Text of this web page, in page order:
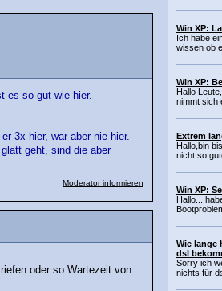
es so gut wie hier.
3x hier, war aber nie hier.
geht, sind die aber
Moderator informieren
oder so Wartezeit von
Win XP:
Ich habe
wissen ob
Win XP:
Hallo
nimmt sich
Extrem
Hallo,bin
nicht so
Win XP:
Hallo...
Wie lange
dsl
Sorry ich
nichts für